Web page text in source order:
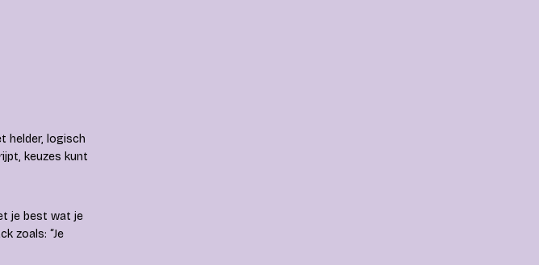
helder, logisch
keuzes kunt
je best wat je
zoals: “Je